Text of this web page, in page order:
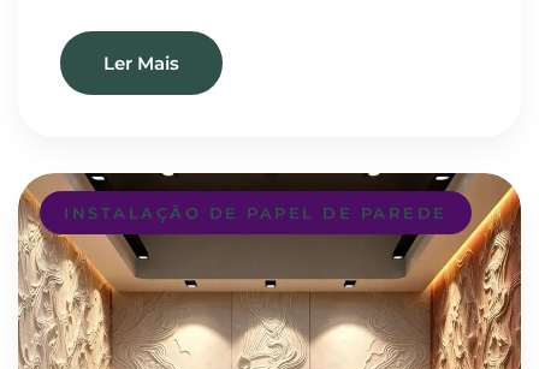
Ler Mais
INSTALAÇÃO DE PAPEL DE PAREDE